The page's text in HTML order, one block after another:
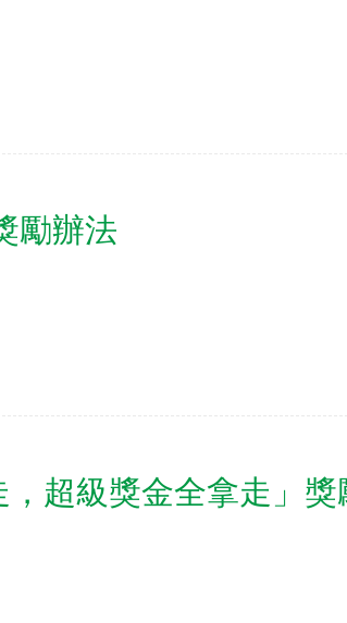
勵辦法
超級獎金全拿走」獎